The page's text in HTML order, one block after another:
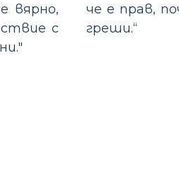
вярно,
с
че е прав,
греши.“